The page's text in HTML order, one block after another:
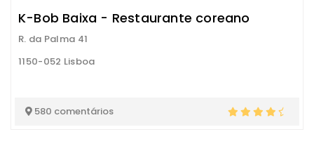
K-Bob Baixa - Restaurante coreano
R. da Palma 41
1150-052 Lisboa
580 comentários